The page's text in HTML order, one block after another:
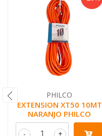
PHILCO
EXTENSION XT50 10MT
NARANJO PHILCO
+
-